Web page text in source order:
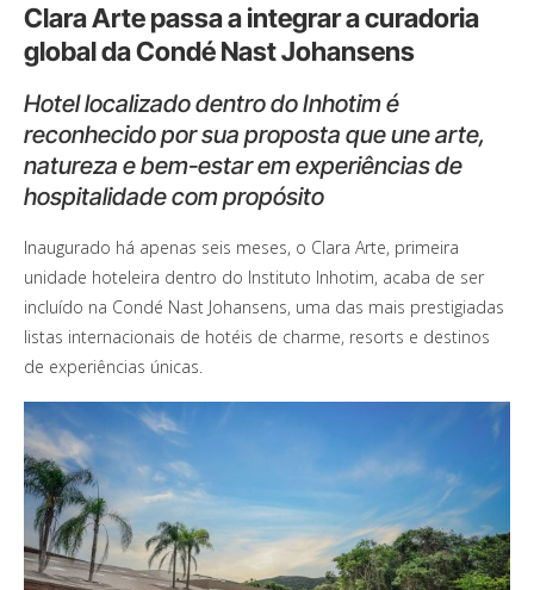
Clara Arte passa a integrar a curadoria
global da Condé Nast Johansens
Hotel localizado dentro do Inhotim é
reconhecido por sua proposta que une arte,
natureza e bem-estar em experiências de
hospitalidade com propósito
Inaugurado há apenas seis meses, o Clara Arte, primeira
unidade hoteleira dentro do Instituto Inhotim, acaba de ser
incluído na Condé Nast Johansens, uma das mais prestigiadas
listas internacionais de hotéis de charme, resorts e destinos
de experiências únicas.